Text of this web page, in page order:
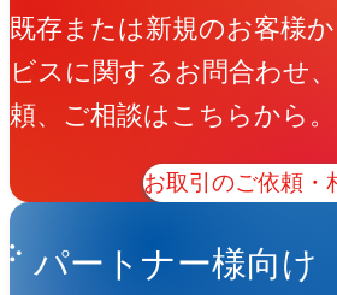
既存または新規のお客様
ビスに関するお問合わせ
頼、ご相談はこちらから。
お取引のご依頼・
パートナー様向け